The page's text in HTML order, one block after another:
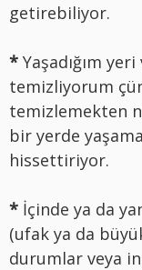
getirebiliyor.
* Yaşadığım
temizliyorum
temizlemekten
bir yerde
hissettiriyor.
* İçinde ya da
(ufak ya da
durumlar veya